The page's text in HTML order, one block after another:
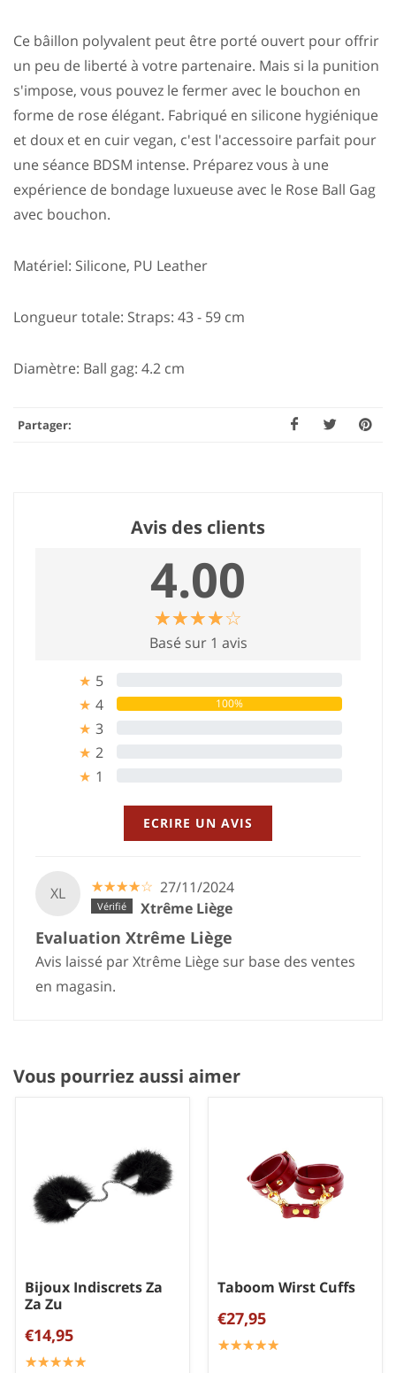
Ce bâillon polyvalent peut être porté ouvert pour offrir
un peu de liberté à votre partenaire. Mais si la punition
s'impose, vous pouvez le fermer avec le bouchon en
forme de rose élégant. Fabriqué en silicone hygiénique
et doux et en cuir vegan, c'est l'accessoire parfait pour
une séance BDSM intense. Préparez vous à une
expérience de bondage luxueuse avec le Rose Ball Gag
avec bouchon.
Matériel: Silicone, PU Leather
Longueur totale: Straps: 43 - 59 cm
Diamètre: Ball gag: 4.2 cm
Partager:
Avis des clients
4.00
☆☆☆☆☆
★★★★★
Basé sur 1 avis
★ 5
★ 4 100%
★ 3
★ 2
★ 1
ECRIRE UN AVIS
XL ☆☆☆☆☆
★★★★★ 27/11/2024
Xtrême Liège
Evaluation Xtrême Liège
Avis laissé par Xtrême Liège sur base des ventes
en magasin.
Vous pourriez aussi aimer
Bijoux Indiscrets Za
Za Zu
€14,95
☆☆☆☆☆
★★★★★
Taboom Wirst Cuffs
€27,95
☆☆☆☆☆
★★★★★